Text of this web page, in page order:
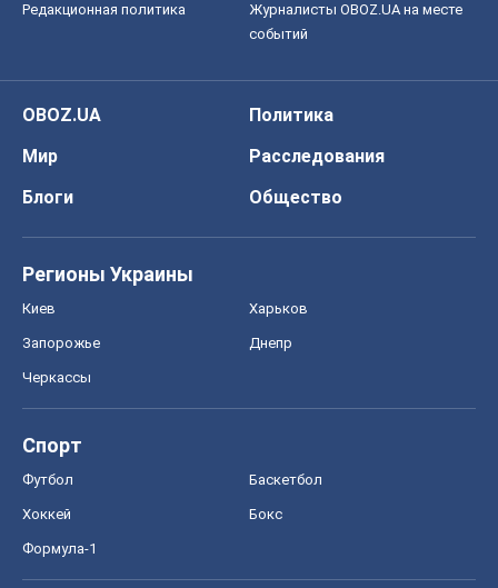
Редакционная политика
Журналисты OBOZ.UA на месте
событий
OBOZ.UA
Политика
Мир
Расследования
Блоги
Общество
Регионы Украины
Киев Харьков
Запорожье Днепр
Черкассы
Спорт
Футбол Баскетбол
Хоккей Бокс
Формула-1